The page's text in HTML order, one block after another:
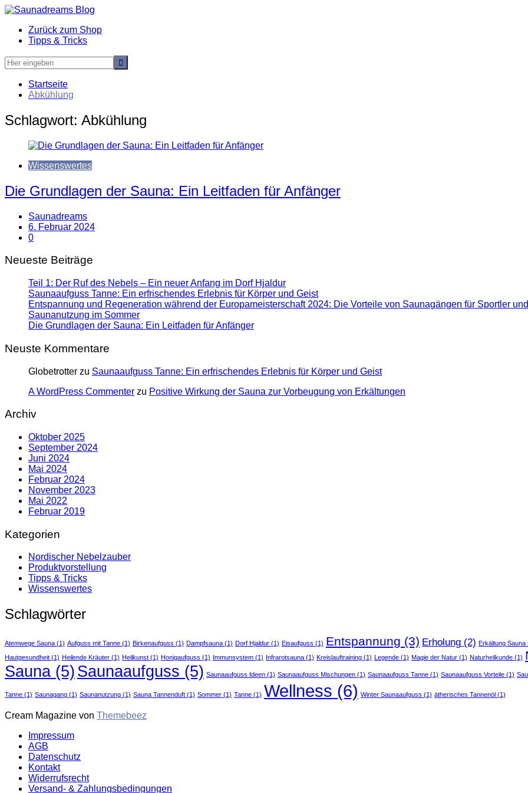
Zum
springenZurück zum Shop
Tipps & Tricks
Startseite
Abkühlung
Schlagwort: Abkühlung
Wissenswertes
Die Grundlagen der Sauna: Ein Leitfaden für Anfänger
Saunadreams
6. Februar 2024
0
Neueste Beiträge
Teil 1: Der Ruf des Nebels – Ein neuer Anfang im Dorf Hjaldur
Saunaaufguss Tanne: Ein erfrischendes Erlebnis für Körper und Geist
Entspannung und Regeneration während der Europameisterschaft 2024: Die Vorteile von Saunagängen für Sportler
Saunanutzung im Sommer
Die Grundlagen der Sauna: Ein Leitfaden für Anfänger
Neuste Kommentare
Globetrotter zu Saunaaufguss Tanne: Ein erfrischendes Erlebnis für Körper und Geist
A WordPress Commenter zu Positive Wirkung der Sauna zur Vorbeugung von Erkältungen
Archiv
Oktober 2025
September 2024
Juni 2024
Mai 2024
Februar 2024
November 2023
Mai 2022
Februar 2019
Kategorien
Nordischer Nebelzauber
Produktvorstellung
Tipps & Tricks
Wissenswertes
Schlagwörter
Atemwege Sauna (1) Aufguss mit Tanne (1) Birkenaufguss (1) Dampfsauna (1) Dorf Hjaldur (1) Eisaufguss (1) Entspannung (3) Erholung (2) Erkältung Sauna
Hautgesundheit (1) Heilende Kräuter (1) Heilkunst (1) Honigaufguss (1) Immunsystem (1) Infrarotsauna (1) Kreislauftraining (1) Legende (1) Magie der Natur (1) Naturheilkunde (1)
Sauna (5) Saunaaufguss (5) Saunaaufguss Ideen (1) Saunaaufguss Mischungen (1) Saunaaufguss Tanne (1) Saunaaufguss Vorteile (1)
Tanne (1) Saunagang (1) Saunanutzung (1) Sauna Tannenduft (1) Sommer (1) Tanne (1) Wellness (6) Winter Saunaaufguss (1) ätherisches Tannenöl (1)
Cream Magazine von Themebeez
Impressum
AGB
Datenschutz
Kontakt
Widerrufsrecht
Versand- & Zahlungsbedingungen